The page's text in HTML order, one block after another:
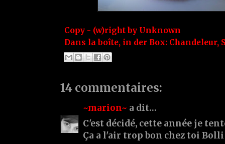
Copy - (w)right by Unknown
Dans la boîte, in der Box: Chandeleur,
14 commentaires:
~marion~ a dit…
C'est décidé, cette année je
Ça a l'air trop bon chez toi